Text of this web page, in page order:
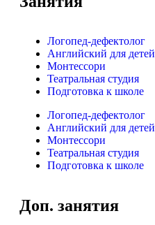
Логопед-дефектолог
Английский для детей
Монтессори
Театральная студия
Подготовка к школе
Логопед-дефектолог
Английский для детей
Монтессори
Театральная студия
Подготовка к школе
Доп. занятия